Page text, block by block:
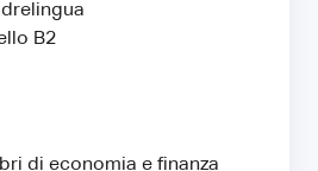
B2
di economia e finanza